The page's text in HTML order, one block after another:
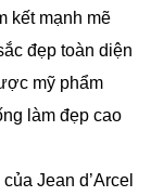
kết mạnh mẽ
đẹp toàn diện
mỹ phẩm
làm đẹp cao
Jean d’Arcel